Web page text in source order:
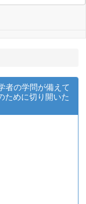
者の学問が備えて
ために切り開いた